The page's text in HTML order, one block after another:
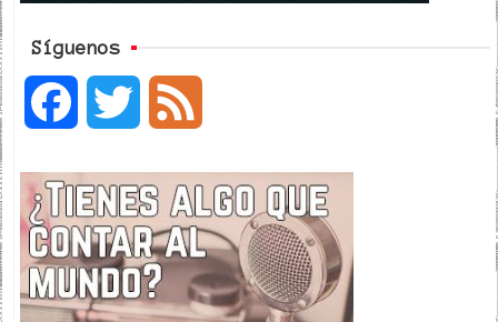
Síguenos
c
e
b
i
t
t
e
d